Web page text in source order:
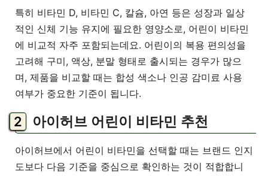
특히 비타민 D, 비타민 C, 칼슘, 아연 등은 성장과 일상
적인 신체 기능 유지에 필요한 영양소로, 어린이 비타민
에 비교적 자주 포함되는데요. 어린이의 복용 편의성을
고려해 구미, 액상, 분말 형태로 출시되는 경우가 많으
며, 제품을 비교할 때는 합성 색소나 인공 감미료 사용
여부가 중요한 기준이 됩니다.
아이허브 어린이 비타민 추천
아이허브에서 어린이 비타민을 선택할 때는 브랜드 인지
도보다 다음 기준을 중심으로 확인하는 것이 적합합니